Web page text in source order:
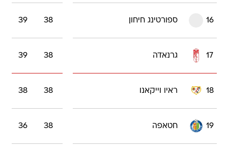
16 ספורטינג חיחון 38
39
17 גרנאדה 38
39
18 ראיו וייקאנו 38
38
19 חטאפה 38
36